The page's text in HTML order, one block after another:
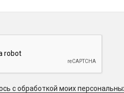
с обработкой моих